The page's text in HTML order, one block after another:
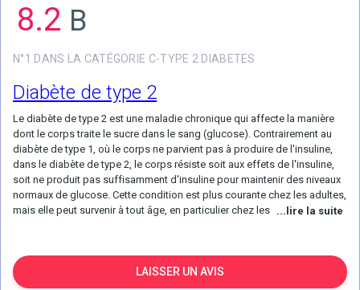
8.2 B
N°1 DANS LA CATÉGORIE C-TYPE 2 DIABETES
Diabète de type 2
Le diabète de type 2 est une maladie chronique qui affecte la manière
dont le corps traite le sucre dans le sang (glucose). Contrairement au
diabète de type 1, où le corps ne parvient pas à produire de l'insuline,
dans le diabète de type 2, le corps résiste soit aux effets de l'insuline,
soit ne produit pas suffisamment d'insuline pour maintenir des niveaux
normaux de glucose. Cette condition est plus courante chez les adultes,
mais elle peut survenir à tout âge, en particulier chez les personnes
clés de la gestion du diabète de type 2 est la compréhension de ses
symptômes. Un diagnostic précoce est crucial pour une gestion
efficace et pour prévenir les complications. Les symptômes courants
...lire la suite
LAISSER UN AVIS